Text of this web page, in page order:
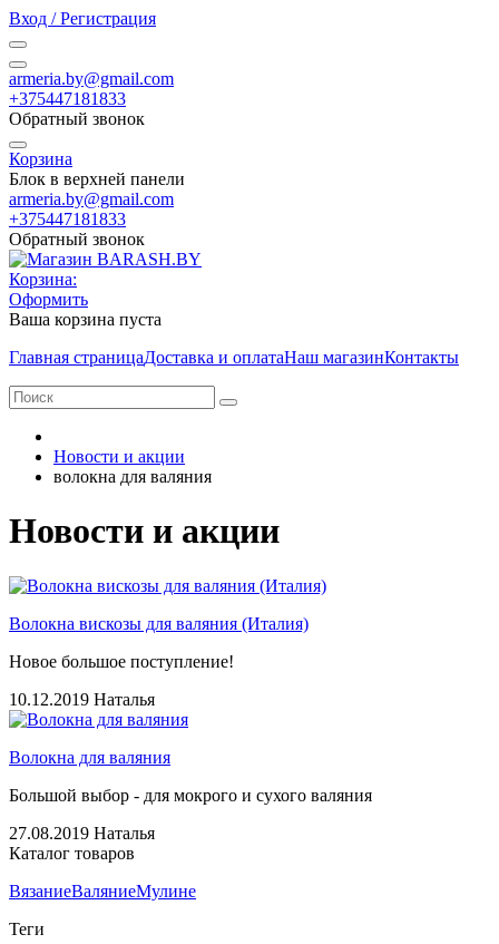
Вход / Регистрация
armeria.by@gmail.com
+375447181833
Обратный звонок
Корзина
Блок в верхней панели
armeria.by@gmail.com
+375447181833
Обратный звонок
Корзина:
Оформить
Ваша корзина пуста
Главная страницаДоставка и оплатаНаш магазинКонтакты
Новости и акции
волокна для валяния
Новости и акции
Волокна вискозы для валяния (Италия)
Новое большое поступление!
10.12.2019 Наталья
Волокна для валяния
Большой выбор - для мокрого и сухого валяния
27.08.2019 Наталья
Каталог товаров
ВязаниеВаляниеМулине
Теги